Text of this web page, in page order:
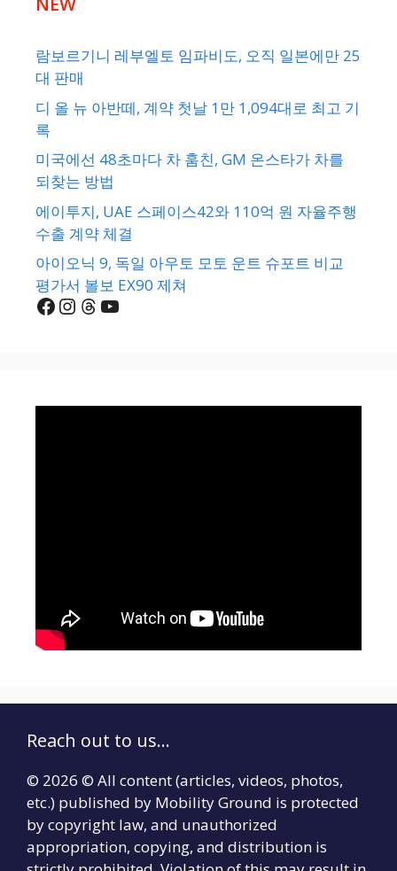
람보르기니 레부엘토 임파비도, 오직 일본에만 25
대 판매
디 올 뉴 아반떼, 계약 첫날 1만 1,094대로 최고 기
록
미국에선 48초마다 차 훔친, GM 온스타가 차를
되찾는 방법
에이투지, UAE 스페이스42와 110억 원 자율주행
수출 계약 체결
아이오닉 9, 독일 아우토 모토 운트 슈포트 비교
평가서 볼보 EX90 제쳐
Facebook
Instagram
Threads
YouTube
Reach out to us...
© 2026 © All content (articles, videos, photos,
etc.) published by Mobility Ground is protected
by copyright law, and unauthorized
appropriation, copying, and distribution is